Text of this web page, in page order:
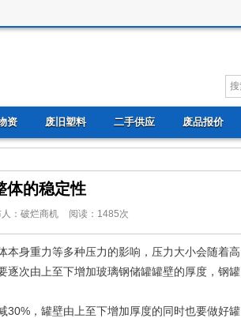
资 废旧塑料 二手供应 废品报价
体的稳定性
：破烂商机 阅读： 1485次
本身重力等多种压力的影响，压力大小会随着高
逐次由上至下增加玻璃钢储罐罐壁的厚度，钢罐
30%，罐壁由上至下增加厚度的同时也要做好罐